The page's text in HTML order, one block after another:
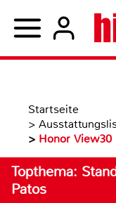
Startseite
>
> Honor View30
Topthema:
Patos